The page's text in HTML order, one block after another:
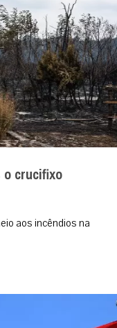
crucifixo
aos incêndios na